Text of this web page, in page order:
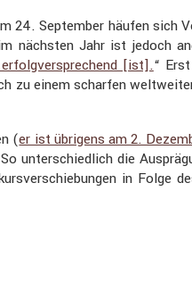
September häufen sich
nächsten Jahr ist jedoch
[ist].“
einem scharfen
(er ist übrigens am 2.
unter­schied­lich die
in Folge